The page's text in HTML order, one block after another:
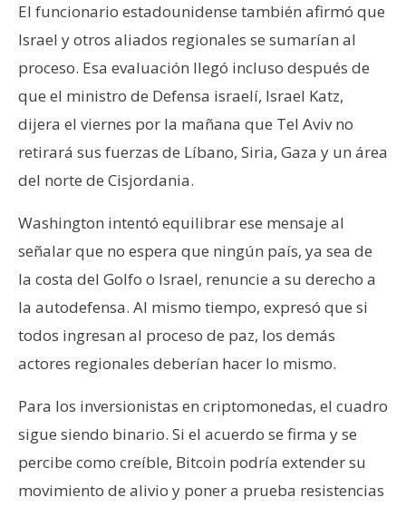
El funcionario estadounidense también afirmó que
Israel y otros aliados regionales se sumarían al
proceso. Esa evaluación llegó incluso después de
que el ministro de Defensa israelí, Israel Katz,
dijera el viernes por la mañana que Tel Aviv no
retirará sus fuerzas de Líbano, Siria, Gaza y un área
del norte de Cisjordania.
Washington intentó equilibrar ese mensaje al
señalar que no espera que ningún país, ya sea de
la costa del Golfo o Israel, renuncie a su derecho a
la autodefensa. Al mismo tiempo, expresó que si
todos ingresan al proceso de paz, los demás
actores regionales deberían hacer lo mismo.
Para los inversionistas en criptomonedas, el cuadro
sigue siendo binario. Si el acuerdo se firma y se
percibe como creíble, Bitcoin podría extender su
movimiento de alivio y poner a prueba resistencias